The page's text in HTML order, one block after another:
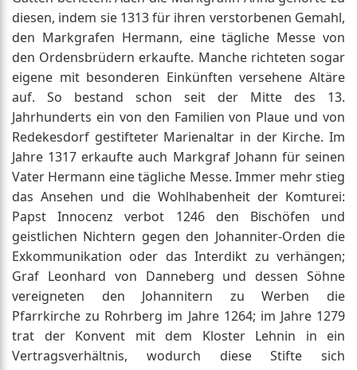
diesen, indem sie 1313 für ihren verstorbenen Gemahl,
den Markgrafen Hermann, eine tägliche Messe von
den Ordensbrüdern erkaufte. Manche richteten sogar
eigene mit besonderen Einkünften versehene Altäre
auf. So bestand schon seit der Mitte des 13.
Jahrhunderts ein von den Familien von Plaue und von
Redekesdorf gestifteter Marienaltar in der Kirche. Im
Jahre 1317 erkaufte auch Markgraf Johann für seinen
Vater Hermann eine tägliche Messe. Immer mehr stieg
das Ansehen und die Wohlhabenheit der Komturei:
Papst Innocenz verbot 1246 den Bischöfen und
geistlichen Nichtern gegen den Johanniter-Orden die
Exkommunikation oder das Interdikt zu verhängen;
Graf Leonhard von Danneberg und dessen Söhne
vereigneten den Johannitern zu Werben die
Pfarrkirche zu Rohrberg im Jahre 1264; im Jahre 1279
trat der Konvent mit dem Kloster Lehnin in ein
Vertragsverhältnis, wodurch diese Stifte sich